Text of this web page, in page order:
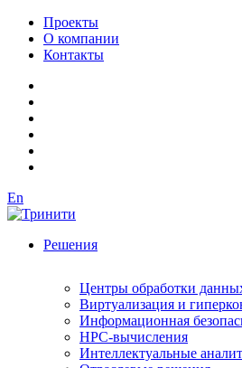
Проекты
О компании
Контакты
En
Решения
Центры обработки
Виртуализация и
Информационная
HPC-вычисления
Интеллектуальные